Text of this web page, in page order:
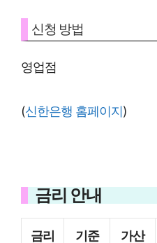
신청 방법
영업점
(신한은행 홈페이지)
금리 안내
금리 기준 가산